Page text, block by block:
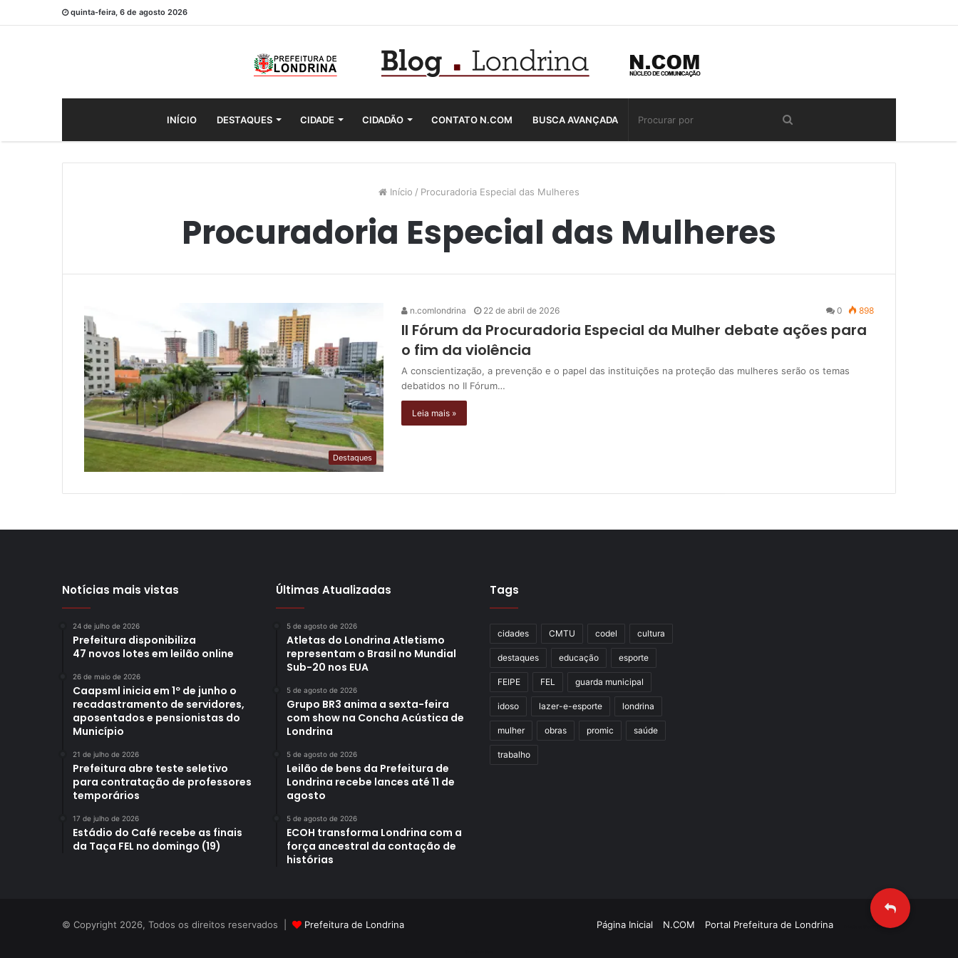
quinta-feira, 6 de agosto 2026
INÍCIO DESTAQUES CIDADE CIDADÃO CONTATO N.COM BUSCA AVANÇADA
Início / Procuradoria Especial das Mulheres
Procuradoria Especial das Mulheres
Destaques
n.comlondrina 22 de abril de 2026 0 898
II Fórum da Procuradoria Especial da Mulher debate ações para
o fim da violência
A conscientização, a prevenção e o papel das instituições na proteção das mulheres serão os temas
debatidos no II Fórum…
Leia mais »
Notícias mais vistas
24 de julho de 2026
Prefeitura disponibiliza
47 novos lotes em leilão online
26 de maio de 2026
Caapsml inicia em 1º de junho o
recadastramento de servidores,
aposentados e pensionistas do
Município
21 de julho de 2026
Prefeitura abre teste seletivo
para contratação de professores
temporários
17 de julho de 2026
Estádio do Café recebe as finais
da Taça FEL no domingo (19)
Últimas Atualizadas
5 de agosto de 2026
Atletas do Londrina Atletismo
representam o Brasil no Mundial
Sub-20 nos EUA
5 de agosto de 2026
Grupo BR3 anima a sexta-feira
com show na Concha Acústica de
Londrina
5 de agosto de 2026
Leilão de bens da Prefeitura de
Londrina recebe lances até 11 de
agosto
5 de agosto de 2026
ECOH transforma Londrina com a
força ancestral da contação de
histórias
Tags
cidades CMTU codel cultura
destaques educação esporte
FEIPE FEL guarda municipal
idoso lazer-e-esporte londrina
mulher obras promic saúde
trabalho
© Copyright 2026, Todos os direitos reservados | Prefeitura de Londrina Criação de Sites TTG Sistemas
Página Inicial N.COM Portal Prefeitura de Londrina